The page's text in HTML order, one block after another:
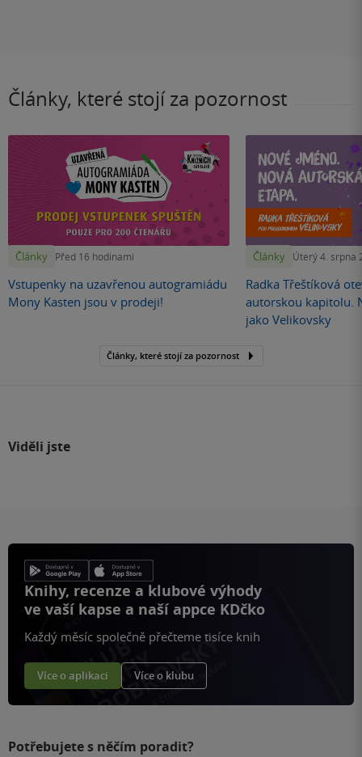
Články, které stojí za pozornost
Články Před 16 hodinami
Vstupenky na uzavřenou autogramiádu
Mony Kasten jsou v prodeji!
Články Úterý 4. srpna
Radka Třeštíková
autorskou kapitolu.
jako Velikovsky
Články, které stojí za pozornost
Viděli jste
Knihy, recenze a klubové výhody
ve vaší kapse a naší appce KDčko
Každý měsíc společně přečteme tisíce knih
Více o aplikaci Více o klubu
Potřebujete s něčím poradit?